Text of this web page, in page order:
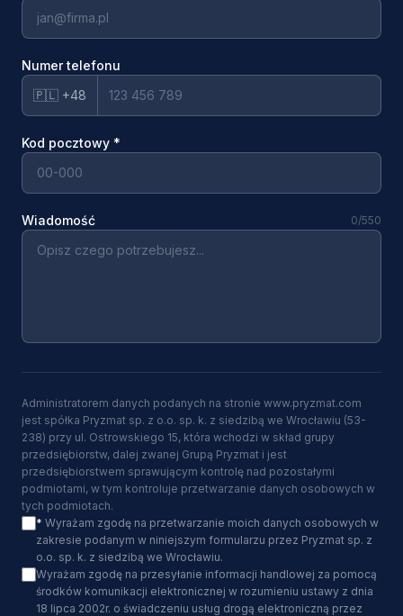
Numer telefonu
🇵🇱 +48
Kod pocztowy *
Wiadomość 0/550
Administratorem danych podanych na stronie www.pryzmat.com
jest spółka Pryzmat sp. z o.o. sp. k. z siedzibą we Wrocławiu (53-
238) przy ul. Ostrowskiego 15, która wchodzi w skład grupy
przedsiębiorstw, dalej zwanej Grupą Pryzmat i jest
przedsiębiorstwem sprawującym kontrolę nad pozostałymi
podmiotami, w tym kontroluje przetwarzanie danych osobowych w
tych podmiotach.
* Wyrażam zgodę na przetwarzanie moich danych osobowych w
zakresie podanym w niniejszym formularzu przez Pryzmat sp. z
o.o. sp. k. z siedzibą we Wrocławiu.
Wyrażam zgodę na przesyłanie informacji handlowej za pomocą
środków komunikacji elektronicznej w rozumieniu ustawy z dnia
18 lipca 2002r. o świadczeniu usług drogą elektroniczną przez